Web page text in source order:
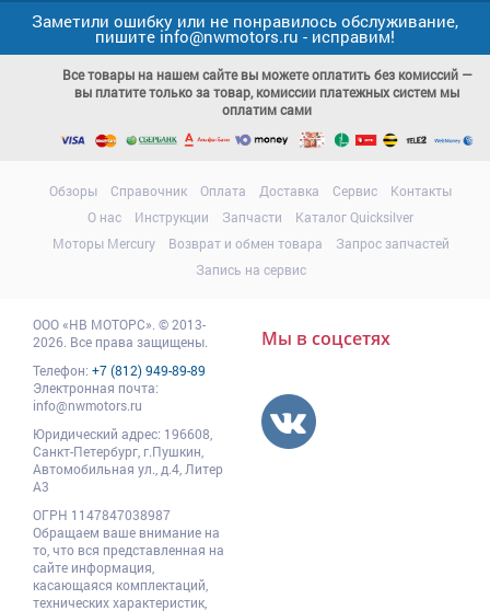
Заметили ошибку или не понравилось обслуживание,
пишите info@nwmotors.ru - исправим!
Все товары на нашем сайте вы можете оплатить без комиссий —
вы платите только за товар, комиссии платежных систем мы
оплатим сами
Обзоры Справочник Оплата Доставка Сервис
Контакты
О нас
Инструкции Запчасти
Каталог Quicksilver
Моторы Mercury
Возврат и обмен товара
Запрос запчастей
Запись на сервис
ООО«НВ МОТОРС» © 2013-
2026. Все права защищены.
Телефон: +7 (812) 949-89-89
Электронная почта:
info@nwmotors.ru
Юридический адрес: 196608
Санкт-Петербург, г.Пушкин
Автомобильная ул., д.4, Литер
А3
ОГРН 1147847038987
Обращаем ваше внимание на
то, что вся представленная на
сайте информация,
касающаяся комплектаций,
технических характеристик,
Мы в соцсетях